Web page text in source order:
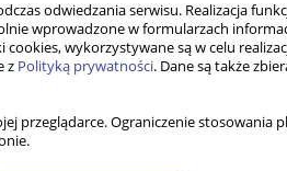
odwiedzania serwisu. Realizacja
wprowadzone w formularzach
cookies, wykorzystywane są w celu
z Polityką prywatności. Dane są także
przeglądarce. Ograniczenie stosowania